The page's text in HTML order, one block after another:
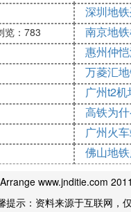
深圳地
览：783 南京地
惠州仲
万菱汇
广州t2
高铁为
广州火
佛山地
www.jnditie.com
提示：资料来源于互联网，